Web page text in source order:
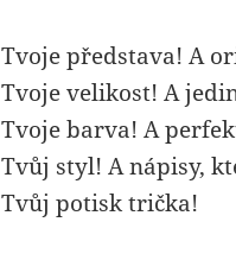
Tvoje představa! A
Tvoje velikost! A
Tvoje barva! A
Tvůj styl! A nápisy,
Tvůj potisk trička!